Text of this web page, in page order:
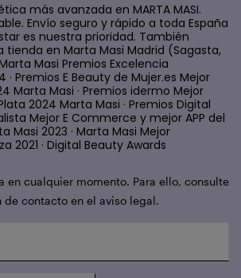
más avanzada en MARTA MASI.
Envío seguro y rápido a toda España
es nuestra prioridad. También
tienda en Marta Masi Madrid (Sagasta,
Masi Premios Excelencia
Premios E Beauty de Mujer.es Mejor
Marta Masi · Premios idermo Mejor
2024 Marta Masi · Premios Digital
Mejor E Commerce y mejor APP del
Masi 2023 · Marta Masi Mejor
2021 · Digital Beauty Awards
en cualquier momento. Para ello, consulte
de contacto en el aviso legal.